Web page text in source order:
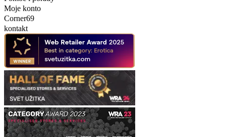
Moje konto
Corner69
kontakt